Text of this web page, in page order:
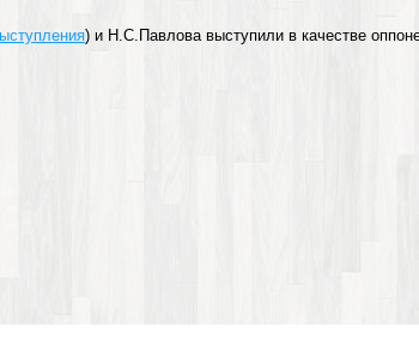
) и Н.С.Павлова выступили в качестве